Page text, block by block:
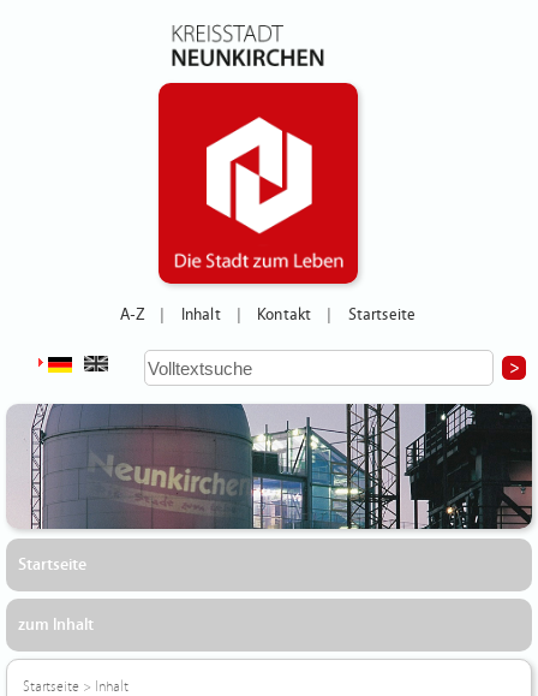
A-Z Inhalt Kontakt Startseite
Startseite
zum Inhalt
Startseite > Inhalt